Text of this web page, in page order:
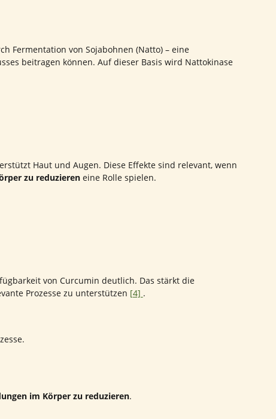
Fermentation von Sojabohnen (Natto) – eine
beitragen können. Auf dieser Basis wird Nattokinase
Haut und Augen. Diese Effekte sind relevant, wenn
zu reduziereneine Rolle spielen.
von Curcumin deutlich. Das stärkt die
Prozesse zu unterstützen [4] .
im Körper zu reduzieren.